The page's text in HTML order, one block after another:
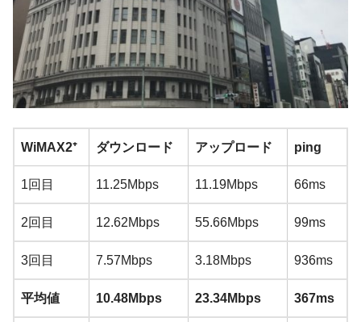
WiMAX2⁺ ダウンロード アップロード ping
1回目 11.25Mbps 11.19Mbps 66ms
2回目 12.62Mbps 55.66Mbps 99ms
3回目 7.57Mbps 3.18Mbps 936ms
平均値 10.48Mbps 23.34Mbps 367ms